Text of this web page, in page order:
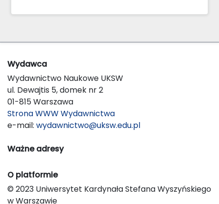
Wydawca
Wydawnictwo Naukowe UKSW
ul. Dewajtis 5, domek nr 2
01-815 Warszawa
Strona WWW Wydawnictwa
e-mail: wydawnictwo@uksw.edu.pl
Ważne adresy
O platformie
© 2023 Uniwersytet Kardynała Stefana Wyszyńskiego
w Warszawie